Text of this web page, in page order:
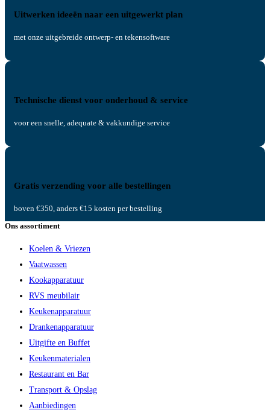
Uitwerken ideeën naar een uitgewerkt plan
met onze uitgebreide ontwerp- en tekensoftware
Technische dienst voor onderhoud & service
voor een snelle, adequate & vakkundige service
Gratis verzending voor alle bestellingen
boven €350, anders €15 kosten per bestelling
Ons assortiment
Koelen & Vriezen
Vaatwassen
Kookapparatuur
RVS meubilair
Keukenapparatuur
Drankenapparatuur
Uitgifte en Buffet
Keukenmaterialen
Restaurant en Bar
Transport & Opslag
Aanbiedingen